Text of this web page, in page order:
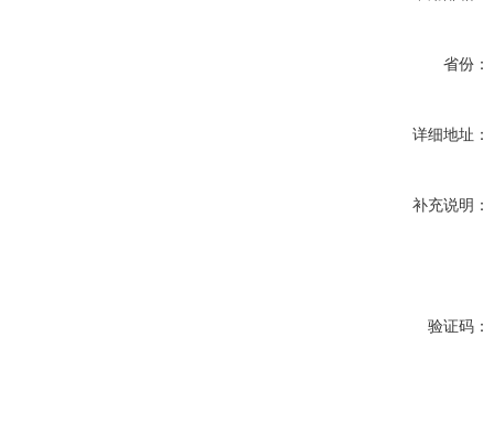
省份：
详细地址：
补充说明：
验证码：